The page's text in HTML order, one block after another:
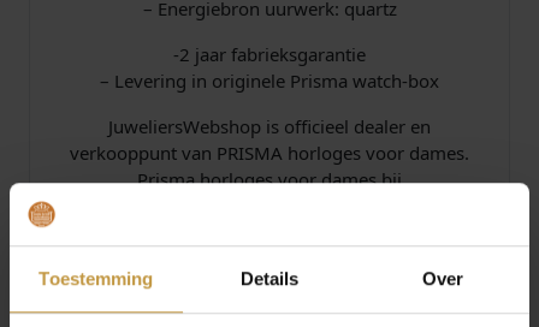
Toestemming Details Over
– Energiebron uurwerk: quartz
-2 jaar fabrieksgarantie
– Levering in originele Prisma watch-box
JuweliersWebshop is officieel dealer en
verkooppunt van PRISMA horloges voor dames.
Prisma horloges voor dames bij
Specificaties